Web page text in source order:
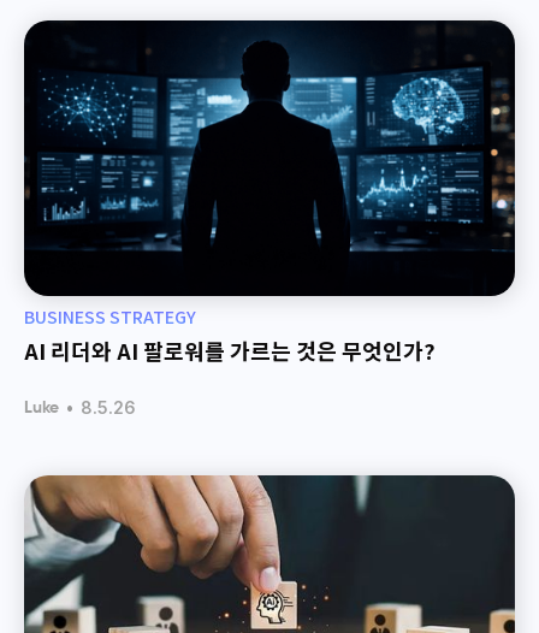
BUSINESS STRATEGY
AI 리더와 AI 팔로워를 가르는 것은 무엇인가?
Luke • 8.5.26